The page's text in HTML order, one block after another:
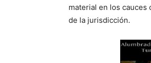
material en los
de la jurisdicción.